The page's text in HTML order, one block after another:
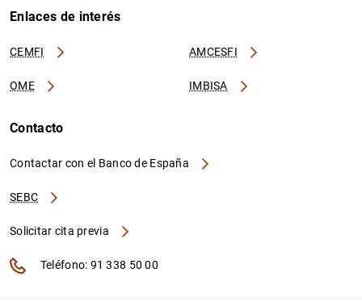
Enlaces de interés
CEMFI AMCESFI
OME IMBISA
Contacto
Contactar con el Banco de España
SEBC
Solicitar cita previa
Teléfono: 91 338 50 00